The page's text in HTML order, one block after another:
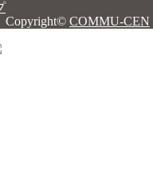
Copyright© COMMU-CEN